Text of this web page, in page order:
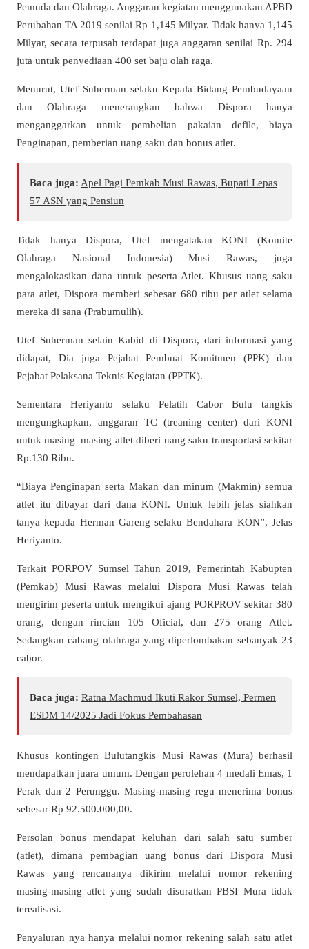
Pemuda dan Olahraga. Anggaran kegiatan menggunakan APBD
Perubahan TA 2019 senilai Rp 1,145 Milyar. Tidak hanya 1,145
Milyar, secara terpusah terdapat juga anggaran senilai Rp. 294
juta untuk penyediaan 400 set baju olah raga.
Menurut, Utef Suherman selaku Kepala Bidang Pembudayaan
dan Olahraga menerangkan bahwa Dispora hanya
menganggarkan untuk pembelian pakaian defile, biaya
Penginapan, pemberian uang saku dan bonus atlet.
Baca juga: Apel Pagi Pemkab Musi Rawas, Bupati Lepas
57 ASN yang Pensiun
Tidak hanya Dispora, Utef mengatakan KONI (Komite
Olahraga Nasional Indonesia) Musi Rawas, juga
mengalokasikan dana untuk peserta Atlet. Khusus uang saku
para atlet, Dispora memberi sebesar 680 ribu per atlet selama
mereka di sana (Prabumulih).
Utef Suherman selain Kabid di Dispora, dari informasi yang
didapat, Dia juga Pejabat Pembuat Komitmen (PPK) dan
Pejabat Pelaksana Teknis Kegiatan (PPTK).
Sementara Heriyanto selaku Pelatih Cabor Bulu tangkis
mengungkapkan, anggaran TC (treaning center) dari KONI
untuk masing–masing atlet diberi uang saku transportasi sekitar
Rp.130 Ribu.
“Biaya Penginapan serta Makan dan minum (Makmin) semua
atlet itu dibayar dari dana KONI. Untuk lebih jelas siahkan
tanya kepada Herman Gareng selaku Bendahara KON”, Jelas
Heriyanto.
Terkait PORPOV Sumsel Tahun 2019, Pemerintah Kabupten
(Pemkab) Musi Rawas melalui Dispora Musi Rawas telah
mengirim peserta untuk mengikui ajang PORPROV sekitar 380
orang, dengan rincian 105 Oficial, dan 275 orang Atlet.
Sedangkan cabang olahraga yang diperlombakan sebanyak 23
cabor.
Baca juga: Ratna Machmud Ikuti Rakor Sumsel, Permen
ESDM 14/2025 Jadi Fokus Pembahasan
Khusus kontingen Bulutangkis Musi Rawas (Mura) berhasil
mendapatkan juara umum. Dengan perolehan 4 medali Emas, 1
Perak dan 2 Perunggu. Masing-masing regu menerima bonus
sebesar Rp 92.500.000,00.
Persolan bonus mendapat keluhan dari salah satu sumber
(atlet), dimana pembagian uang bonus dari Dispora Musi
Rawas yang rencananya dikirim melalui nomor rekening
masing-masing atlet yang sudah disuratkan PBSI Mura tidak
terealisasi.
Penyaluran nya hanya melalui nomor rekening salah satu atlet